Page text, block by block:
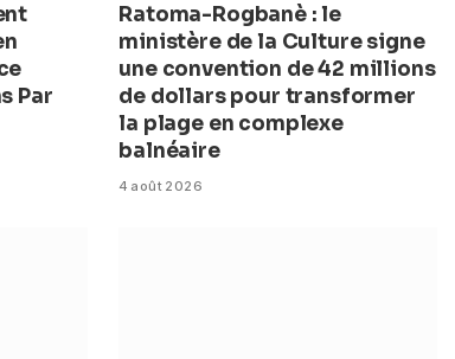
Par
Ratoma-Rogbanè : le
ministère de la Culture signe
une convention de 42 millions
de dollars pour transformer
la plage en complexe
balnéaire
4 août 2026